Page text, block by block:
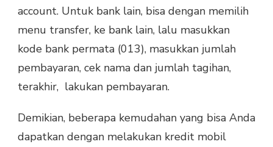
account. Untuk bank lain, bisa dengan memilih
menu transfer, ke bank lain, lalu masukkan
kode bank permata (013), masukkan jumlah
pembayaran, cek nama dan jumlah tagihan,
terakhir, lakukan pembayaran.
Demikian, beberapa kemudahan yang bisa Anda
dapatkan dengan melakukan kredit mobil